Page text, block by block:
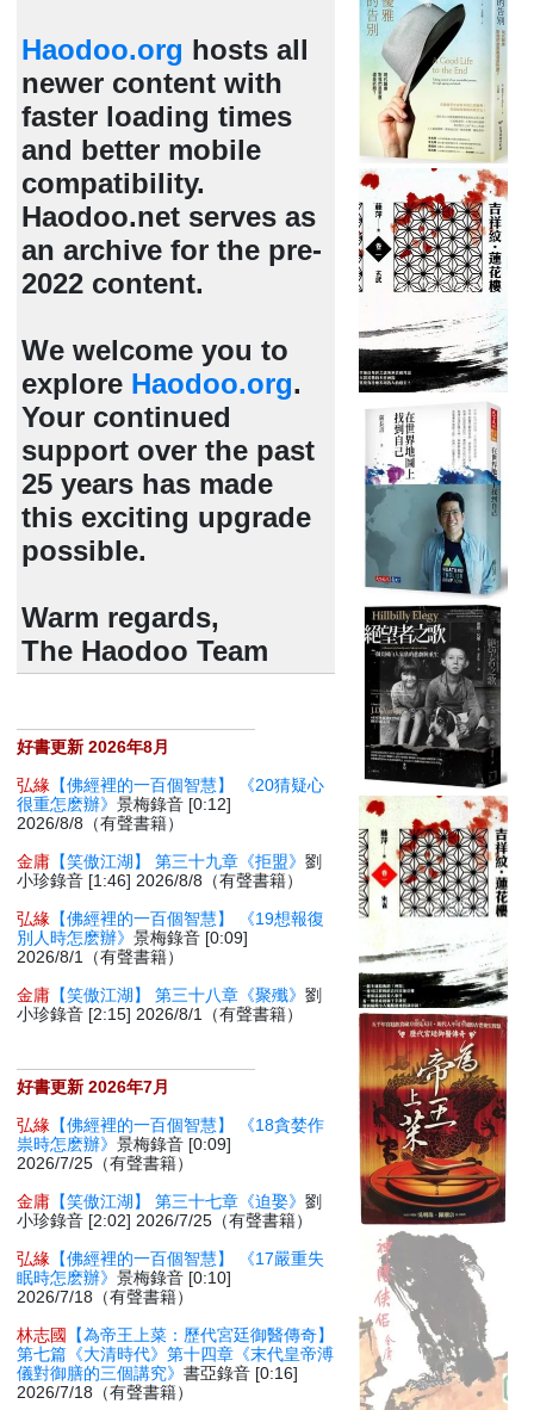
Haodoo.org hosts all
newer content with
faster loading times
and better mobile
compatibility.
Haodoo.net serves as
an archive for the pre-
2022 content.
We welcome you to
explore Haodoo.org.
Your continued
support over the past
25 years has made
this exciting upgrade
possible.
Warm regards,
The Haodoo Team
好書更新 2026年8月
弘緣 【佛經裡的一百個智慧】 《20猜疑心
很重怎麽辦》景梅錄音 [0:12]
2026/8/8（有聲書籍）
金庸 【笑傲江湖】 第三十九章《拒盟》劉
小珍錄音 [1:46] 2026/8/8（有聲書籍）
弘緣 【佛經裡的一百個智慧】 《19想報復
別人時怎麽辦》景梅錄音 [0:09]
2026/8/1（有聲書籍）
金庸 【笑傲江湖】 第三十八章《聚殲》劉
小珍錄音 [2:15] 2026/8/1（有聲書籍）
好書更新 2026年7月
弘緣 【佛經裡的一百個智慧】 《18貪婪作
祟時怎麽辦》景梅錄音 [0:09]
2026/7/25（有聲書籍）
金庸 【笑傲江湖】 第三十七章《迫娶》劉
小珍錄音 [2:02] 2026/7/25（有聲書籍）
弘緣 【佛經裡的一百個智慧】 《17嚴重失
眠時怎麽辦》景梅錄音 [0:10]
2026/7/18（有聲書籍）
林志國
【為帝王上菜：歷代宮廷御醫傳奇】
第七篇《大清時代》第十四章《末代皇帝溥
儀對御膳的三個講究》書亞錄音 [0:16]
2026/7/18（有聲書籍）